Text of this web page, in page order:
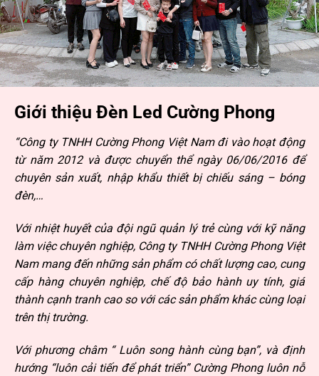
Giới thiệu Đèn Led Cường Phong
“Công ty TNHH Cường Phong Việt Nam đi vào hoạt động
từ năm 2012 và được chuyển thể ngày 06/06/2016 để
chuyên sản xuất, nhập khẩu thiết bị chiếu sáng – bóng
đèn,…
Với nhiệt huyết của đội ngũ quản lý trẻ cùng với kỹ năng
làm việc chuyên nghiệp, Công ty TNHH Cường Phong Việt
Nam mang đến những sản phẩm có chất lượng cao, cung
cấp hàng chuyên nghiệp, chế độ bảo hành uy tính, giá
thành cạnh tranh cao so với các sản phẩm khác cùng loại
trên thị trường.
Với phương châm “ Luôn song hành cùng bạn”, và định
hướng “luôn cải tiến để phát triển” Cường Phong luôn nỗ